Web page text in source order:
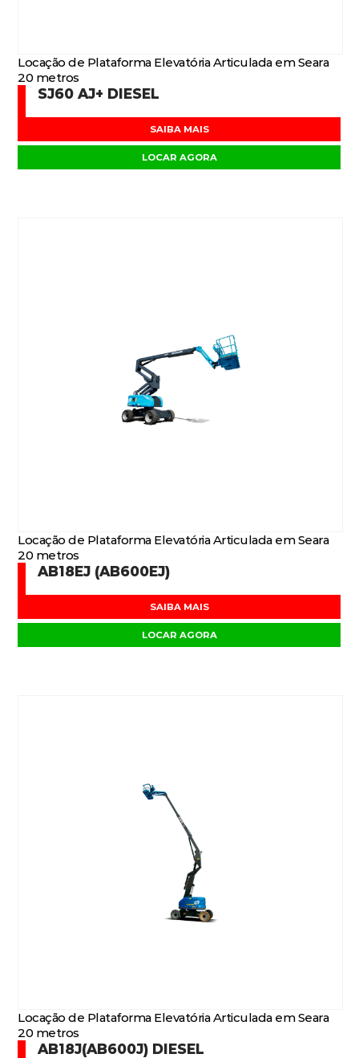
Locação de Plataforma Elevatória Articulada em Seara
20 metros
SJ60 AJ+ DIESEL
SAIBA MAIS
LOCAR AGORA
Locação de Plataforma Elevatória Articulada em Seara
20 metros
AB18EJ (AB600EJ)
SAIBA MAIS
LOCAR AGORA
Locação de Plataforma Elevatória Articulada em Seara
20 metros
AB18J(AB600J) DIESEL